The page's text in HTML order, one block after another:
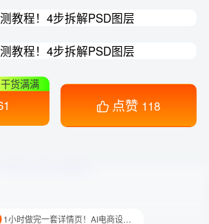
干货满满
点赞 118
1小时做完一套详情页！AI电商设计湿巾实操教程